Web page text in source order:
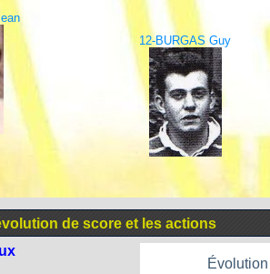
12-BURGAS Guy
de score et les actions